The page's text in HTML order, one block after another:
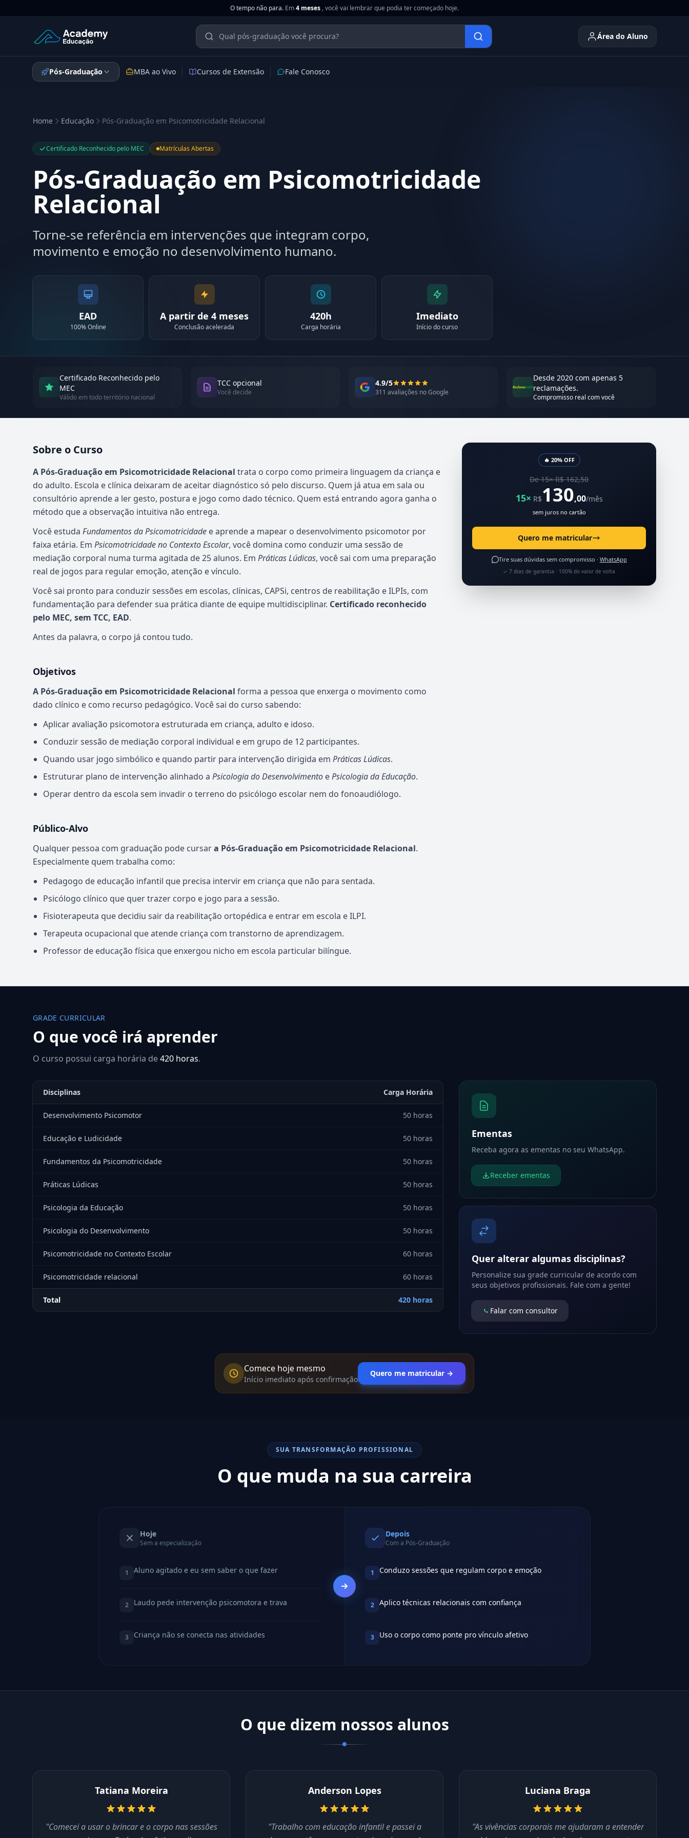
O tempo não para. Em4 meses , você vai lembrar que podia ter começado hoje.
Academy Educação — Página Inicial Área do Aluno
Pós-Graduação MBA ao Vivo Cursos de Extensão Fale Conosco
Home Educação Pós-Graduação em Psicomotricidade Relacional
Certificado Reconhecido pelo MEC Matrículas Abertas
Pós-Graduação em Psicomotricidade
Relacional
Torne-se referência em intervenções que integram corpo,
movimento e emoção no desenvolvimento humano.
EAD
100% Online
A partir de 4 meses
Conclusão acelerada
420h
Carga horária
Imediato
Início do curso
Certificado Reconhecido pelo
MEC
Válido em todo território nacional
TCC opcional
Você decide
4.9/5
311 avaliações no Google
Desde 2020 com apenas 5
reclamações.
Compromisso real com você
Sobre o Curso
Atualizado em abril de 2026
A Pós-Graduação em Psicomotricidade Relacional trata o corpo como primeira linguagem da criança e
do adulto. Escola e clínica deixaram de aceitar diagnóstico só pelo discurso. Quem já atua em sala ou
consultório aprende a ler gesto, postura e jogo como dado técnico. Quem está entrando agora ganha o
método que a observação intuitiva não entrega.
Você estuda Fundamentos da Psicomotricidade e aprende a mapear o desenvolvimento psicomotor por
faixa etária. Em Psicomotricidade no Contexto Escolar, você domina como conduzir uma sessão de
mediação corporal numa turma agitada de 25 alunos. Em Práticas Lúdicas, você sai com uma preparação
real de jogos para regular emoção, atenção e vínculo.
Você sai pronto para conduzir sessões em escolas, clínicas, CAPSi, centros de reabilitação e ILPIs, com
fundamentação para defender sua prática diante de equipe multidisciplinar. Certificado reconhecido
pelo MEC, sem TCC, EAD.
Antes da palavra, o corpo já contou tudo.
Objetivos
A Pós-Graduação em Psicomotricidade Relacional forma a pessoa que enxerga o movimento como
dado clínico e como recurso pedagógico. Você sai do curso sabendo:
Aplicar avaliação psicomotora estruturada em criança, adulto e idoso.
Conduzir sessão de mediação corporal individual e em grupo de 12 participantes.
Quando usar jogo simbólico e quando partir para intervenção dirigida em Práticas Lúdicas.
Estruturar plano de intervenção alinhado a Psicologia do Desenvolvimento ePsicologia da Educação.
Operar dentro da escola sem invadir o terreno do psicólogo escolar nem do fonoaudiólogo.
Público-Alvo
Qualquer pessoa com graduação pode cursara Pós-Graduação em Psicomotricidade Relacional.
Especialmente quem trabalha como:
Pedagogo de educação infantil que precisa intervir em criança que não para sentada.
Psicólogo clínico que quer trazer corpo e jogo para a sessão.
Fisioterapeuta que decidiu sair da reabilitação ortopédica e entrar em escola e ILPI.
Terapeuta ocupacional que atende criança com transtorno de aprendizagem.
Professor de educação física que enxergou nicho em escola particular bilíngue.
🔥 20% OFF
De 15× R$ 162,50
15× R$130,00/mês
sem juros no cartão
Quero me matricular
Tire suas dúvidas sem compromisso · WhatsApp
✓ 7 dias de garantia · 100% do valor de volta
GRADE CURRICULAR
O que você irá aprender
O curso possui carga horária de420 horas.
Disciplinas Carga Horária
Desenvolvimento Psicomotor 50 horas
Educação e Ludicidade 50 horas
Fundamentos da Psicomotricidade 50 horas
Práticas Lúdicas 50 horas
Psicologia da Educação 50 horas
Psicologia do Desenvolvimento 50 horas
Psicomotricidade no Contexto Escolar 60 horas
Psicomotricidade relacional 60 horas
Total 420 horas
Ementas
Receba agora as ementas no seu WhatsApp.
Receber ementas
Quer alterar algumas disciplinas?
Personalize sua grade curricular de acordo com
seus objetivos profissionais. Fale com a gente!
Falar com consultor
Comece hoje mesmo
Início imediato após confirmação
Quero me matricular →
SUA TRANSFORMAÇÃO PROFISSIONAL
O que muda na sua carreira
Hoje
Sem a especialização
1 Aluno agitado e eu sem saber o que fazer
2 Laudo pede intervenção psicomotora e trava
3 Criança não se conecta nas atividades
Depois
Com a Pós-Graduação
1 Conduzo sessões que regulam corpo e emoção
2 Aplico técnicas relacionais com confiança
3 Uso o corpo como ponte pro vínculo afetivo
O que dizem nossos alunos
Tatiana Moreira
"Comecei a usar o brincar e o corpo nas sessões
Anderson Lopes
"Trabalho com educação infantil e passei a
Luciana Braga
"As vivências corporais me ajudaram a entender